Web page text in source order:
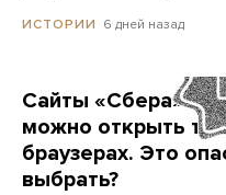
ИСТОРИИ 6 дней назад
Сайты «Сбера» и
можно открыть
браузерах. Это
выбрать?